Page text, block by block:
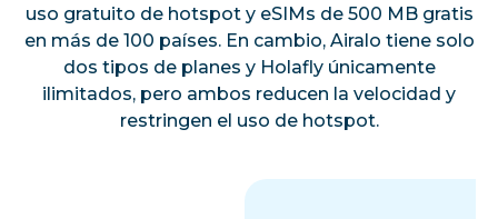
uso gratuito de hotspot y eSIMs de 500 MB gratis
en más de 100 países. En cambio, Airalo tiene solo
dos tipos de planes y Holafly únicamente
ilimitados, pero ambos reducen la velocidad y
restringen el uso de hotspot.